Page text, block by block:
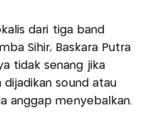
dari tiga band
Sihir, Baskara Putra
tidak senang jika
dijadikan sound atau
anggap menyebalkan.